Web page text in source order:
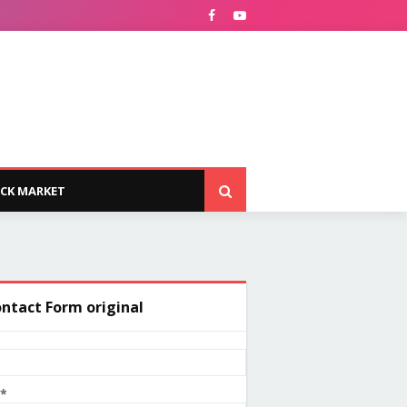
MARKET
Form original
*